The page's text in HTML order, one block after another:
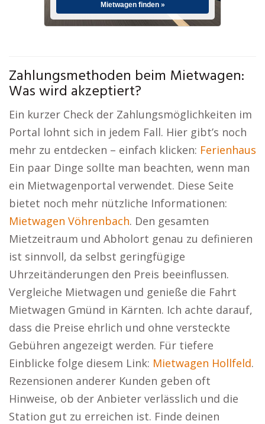
Mietwagen finden »
Zahlungsmethoden beim Mietwagen:
Was wird akzeptiert?
Ein kurzer Check der Zahlungsmöglichkeiten im
Portal lohnt sich in jedem Fall. Hier gibt’s noch
mehr zu entdecken – einfach klicken: Ferienhaus
Ein paar Dinge sollte man beachten, wenn man
ein Mietwagenportal verwendet. Diese Seite
bietet noch mehr nützliche Informationen:
Mietwagen Vöhrenbach. Den gesamten
Mietzeitraum und Abholort genau zu definieren
ist sinnvoll, da selbst geringfügige
Uhrzeitänderungen den Preis beeinflussen.
Vergleiche Mietwagen und genieße die Fahrt
Mietwagen Gmünd in Kärnten. Ich achte darauf,
dass die Preise ehrlich und ohne versteckte
Gebühren angezeigt werden. Für tiefere
Einblicke folge diesem Link: Mietwagen Hollfeld.
Rezensionen anderer Kunden geben oft
Hinweise, ob der Anbieter verlässlich und die
Station gut zu erreichen ist. Finde deinen